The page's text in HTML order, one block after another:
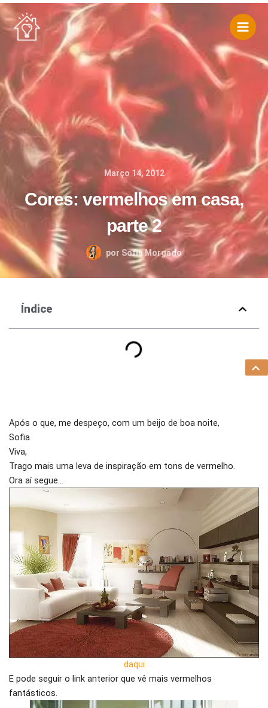
Skip
to
content
Março 14, 2012
Cores: vermelhos em casa,
parte 2
por Sofia Morgado
Índice
Após o que, me despeço, com um beijo de boa noite,
Sofia
Viva,
Trago mais uma leva de inspiração em tons de vermelho.
Ora aí segue…
daqui
E pode seguir o link anterior que vê mais vermelhos
fantásticos.